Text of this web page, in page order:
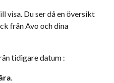
visa. Du ser då en översikt
från Avo och dina
tidigare datum :
.